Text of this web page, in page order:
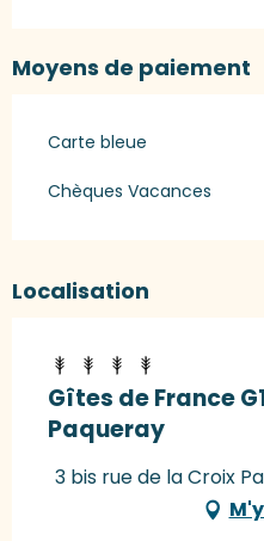
Moyens de paiement
Carte bleue
Chèques Vacances
Localisation
Gîtes de France
Paqueray
3 bis rue de la Croix